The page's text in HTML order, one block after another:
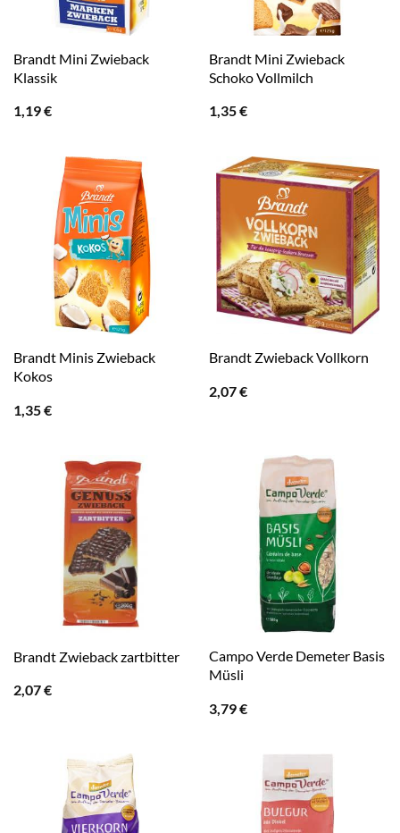
Brandt Mini Zwieback
Klassik
1,19€
Brandt Mini Zwieback
Schoko Vollmilch
1,35€
Brandt Minis Zwieback
Kokos
1,35€
Brandt Zwieback Vollkorn
2,07€
Brandt Zwieback zartbitter
2,07€
Campo Verde Demeter Basis
Müsli
3,79€